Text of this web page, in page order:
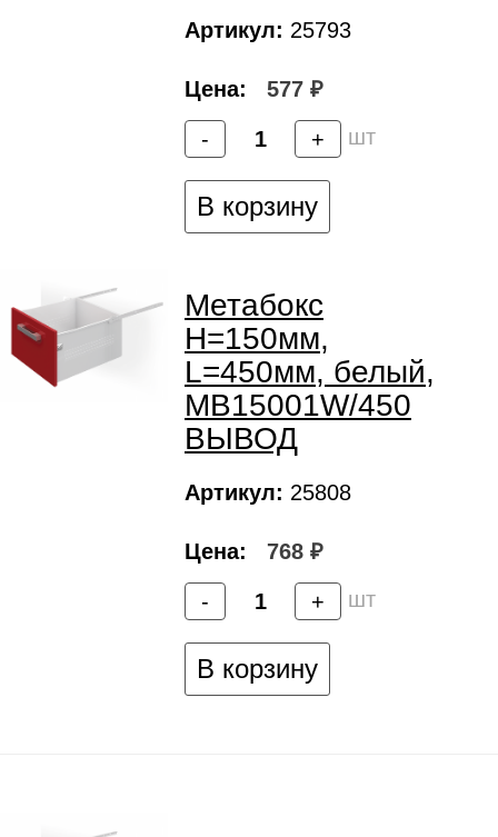
Артикул: 25793
Цена: 577 ₽
- + шт
В корзину
Метабокс
H=150мм,
L=450мм, белый,
MB15001W/450
ВЫВОД
Артикул: 25808
Цена: 768 ₽
- + шт
В корзину